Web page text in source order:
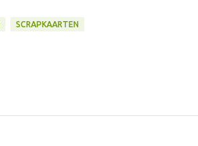
SCRAPKAARTEN